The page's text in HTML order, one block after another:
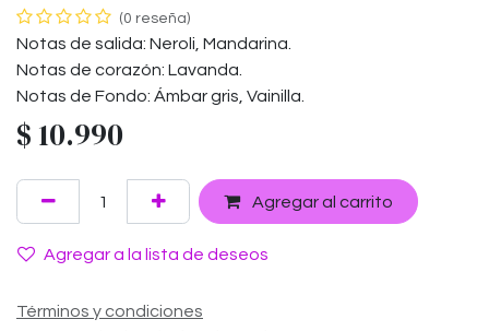
(0 reseña)
Notas de salida: Neroli, Mandarina.
Notas de corazón: Lavanda.
Notas de Fondo: Ámbar gris, Vainilla.
$ 10.990
Agregar al carrito
Agregar a la lista de deseos
Términos y condiciones